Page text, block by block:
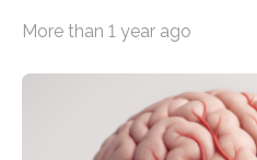
Überplanmäßige
Woche vom
anderem zur Unterstützung
More than 1 year ago